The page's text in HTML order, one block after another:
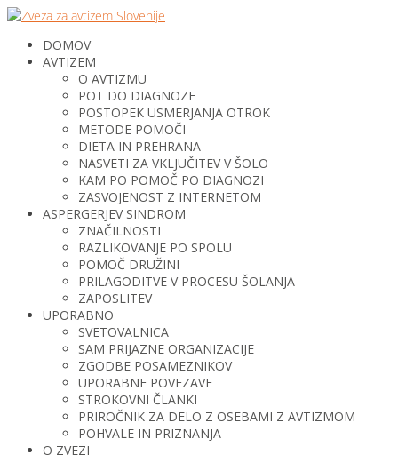
DOMOV
AVTIZEM
O AVTIZMU
POT DO DIAGNOZE
POSTOPEK USMERJANJA OTROK
METODE POMOČI
DIETA IN PREHRANA
NASVETI ZA VKLJUČITEV V ŠOLO
KAM PO POMOČ PO DIAGNOZI
ZASVOJENOST Z INTERNETOM
ASPERGERJEV SINDROM
ZNAČILNOSTI
RAZLIKOVANJE PO SPOLU
POMOČ DRUŽINI
PRILAGODITVE V PROCESU ŠOLANJA
ZAPOSLITEV
UPORABNO
SVETOVALNICA
SAM PRIJAZNE ORGANIZACIJE
ZGODBE POSAMEZNIKOV
UPORABNE POVEZAVE
STROKOVNI ČLANKI
PRIROČNIK ZA DELO Z OSEBAMI Z AVTIZMOM
POHVALE IN PRIZNANJA
O ZVEZI